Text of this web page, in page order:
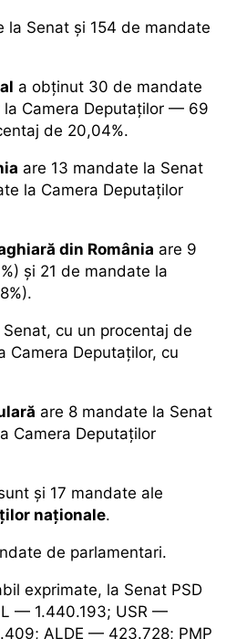
la Senat și 154 de mandate
a obținut 30 de mandate
la Camera Deputaților — 69
de 20,04%.
are 13 mandate la Senat
la Camera Deputaților
din România are 9
și 21 de mandate la
cu un procentaj de
Camera Deputaților, cu
are 8 mandate la Senat
Camera Deputaților
și 17 mandate ale
naționale.
de parlamentari.
exprimate, la Senat PSD
— 1.440.193; USR —
ALDE — 423.728; PMP